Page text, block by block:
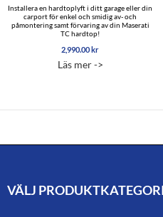
Installera en hardtoplyft i ditt garage eller din
carport för enkel och smidig av- och
påmontering samt förvaring av din Maserati
TC hardtop!
2,990.00kr
Läs mer ->
VÄLJ